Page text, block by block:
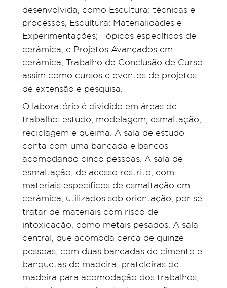
desenvolvida, como Escultura: técnicas e
processos, Escultura: Materialidades e
Experimentações; Tópicos específicos de
cerâmica, e Projetos Avançados em
cerâmica, Trabalho de Conclusão de Curso
assim como cursos e eventos de projetos
de extensão e pesquisa.
O laboratório é dividido em áreas de
trabalho: estudo, modelagem, esmaltação,
reciclagem e queima. A sala de estudo
conta com uma bancada e bancos
acomodando cinco pessoas. A sala de
esmaltação, de acesso restrito, com
materiais específicos de esmaltação em
cerâmica, utilizados sob orientação, por se
tratar de materiais com risco de
intoxicação, como metais pesados. A sala
central, que acomoda cerca de quinze
pessoas, com duas bancadas de cimento e
banquetas de madeira, prateleiras de
madeira para acomodação dos trabalhos,